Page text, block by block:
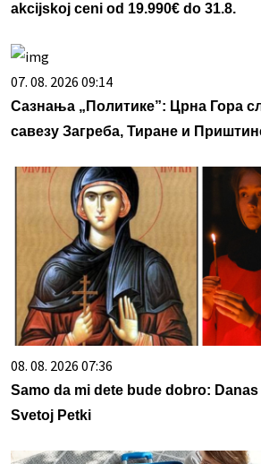
akcijskoj ceni od 19.990€ do 31.8.
07. 08. 2026 09:14
Сазнања „Политике”: Црна Гора
савезу Загреба, Тиране и
08. 08. 2026 07:36
Samo da mi dete bude dobro:
Svetoj Petki